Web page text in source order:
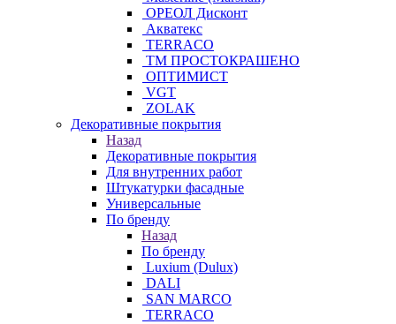
ОРЕОЛ Дисконт
Акватекс
TERRACO
ТМ ПРОСТОКРАШЕНО
ОПТИМИСТ
VGT
ZOLAK
Декоративные покрытия
Назад
Декоративные покрытия
Для внутренних работ
Штукатурки фасадные
Универсальные
По бренду
Назад
По бренду
Luxium (Dulux)
DALI
SAN MARCO
TERRACO